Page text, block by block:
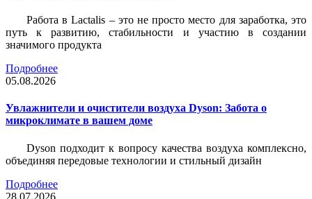
Работа в Lactalis – это не просто место для заработка, это
путь к развитию, стабильности и участию в создании
значимого продукта
Подробнее
05.08.2026
Увлажнители и очистители воздуха Dyson: Забота о
микроклимате в вашем доме
Dyson подходит к вопросу качества воздуха комплексно,
объединяя передовые технологии и стильный дизайн
Подробнее
28.07.2026